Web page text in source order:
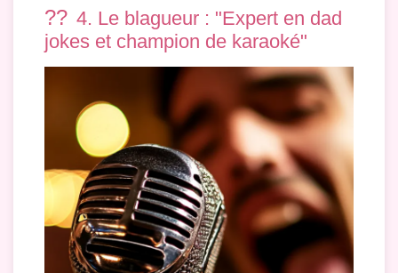
?? 4. Le blagueur : "Expert en dad
jokes et champion de karaoké"